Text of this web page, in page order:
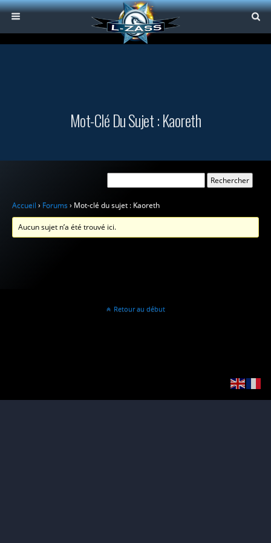
Mot-Clé Du Sujet : Kaoreth
Accueil › Forums › Mot-clé du sujet : Kaoreth
Aucun sujet n’a été trouvé ici.
Retour au début